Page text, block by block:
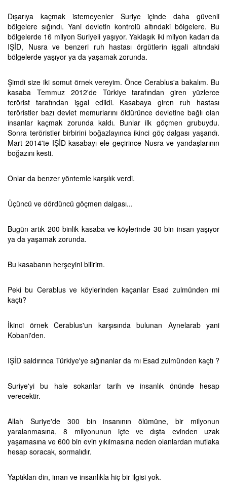
Dışarıya kaçmak istemeyenler Suriye içinde daha güvenli
bölgelere sığındı. Yani devletin kontrolü altındaki bölgelere. Bu
bölgelerde 16 milyon Suriyeli yaşıyor. Yaklaşık iki milyon kadarı da
IŞİD, Nusra ve benzeri ruh hastası örgütlerin işgali altındaki
bölgelerde yaşıyor ya da yaşamak zorunda.
Şimdi size iki somut örnek vereyim. Önce Cerablus'a bakalım. Bu
kasaba Temmuz 2012'de Türkiye tarafından giren yüzlerce
terörist tarafından işgal edildi. Kasabaya giren ruh hastası
teröristler bazı devlet memurlarını öldürünce devletine bağlı olan
insanlar kaçmak zorunda kaldı. Bunlar ilk göçmen grubuydu.
Sonra teröristler birbirini boğazlayınca ikinci göç dalgası yaşandı.
Mart 2014'te IŞİD kasabayı ele geçirince Nusra ve yandaşlarının
boğazını kesti.
Onlar da benzer yöntemle karşılık verdi.
Üçüncü ve dördüncü göçmen dalgası...
Bugün artık 200 binlik kasaba ve köylerinde 30 bin insan yaşıyor
ya da yaşamak zorunda.
Bu kasabanın herşeyini bilirim.
Peki bu Cerablus ve köylerinden kaçanlar Esad zulmünden mi
kaçtı?
İkinci örnek Cerablus'un karşısında bulunan Aynelarab yani
Kobani'den.
IŞİD saldırınca Türkiye'ye sığınanlar da mı Esad zulmünden kaçtı ?
Suriye'yi bu hale sokanlar tarih ve insanlık önünde hesap
verecektir.
Allah Suriye'de 300 bin insanının ölümüne, bir milyonun
yaralanmasına, 8 milyonunun içte ve dışta evinden uzak
yaşamasına ve 600 bin evin yıkılmasına neden olanlardan mutlaka
hesap soracak, sormalıdır.
Yaptıkları din, iman ve insanlıkla hiç bir ilgisi yok.